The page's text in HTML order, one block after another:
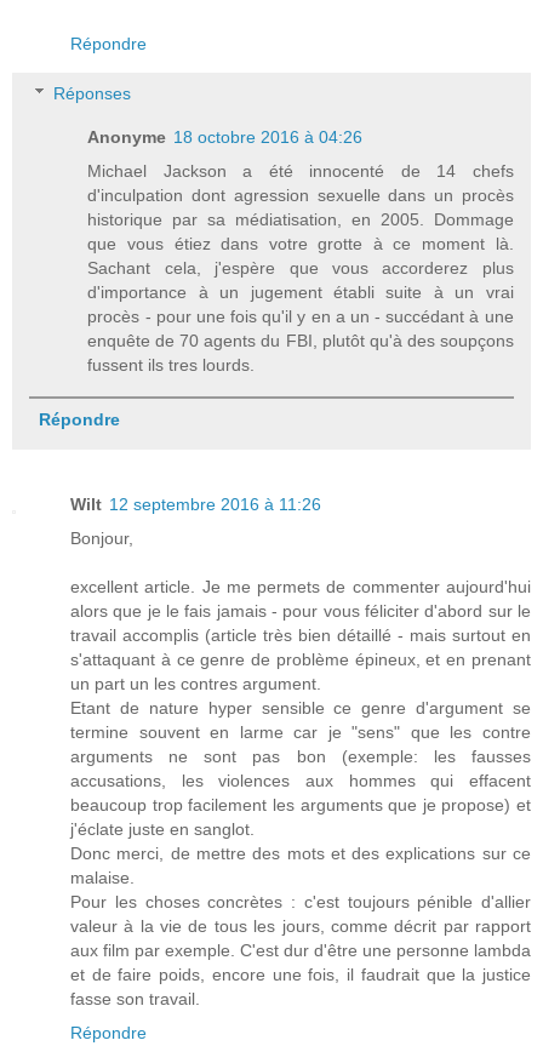
Répondre
Réponses
Anonyme 18 octobre 2016 à 04:26
Michael Jackson a été innocenté de 14 chefs
d'inculpation dont agression sexuelle dans un procès
historique par sa médiatisation, en 2005. Dommage
que vous étiez dans votre grotte à ce moment là.
Sachant cela, j'espère que vous accorderez plus
d'importance à un jugement établi suite à un vrai
procès - pour une fois qu'il y en a un - succédant à une
enquête de 70 agents du FBI, plutôt qu'à des soupçons
fussent ils tres lourds.
Répondre
Wilt 12 septembre 2016 à 11:26
Bonjour,
excellent article. Je me permets de commenter aujourd'hui
alors que je le fais jamais - pour vous féliciter d'abord sur le
travail accomplis (article très bien détaillé - mais surtout en
s'attaquant à ce genre de problème épineux, et en prenant
un part un les contres argument.
Etant de nature hyper sensible ce genre d'argument se
termine souvent en larme car je "sens" que les contre
arguments ne sont pas bon (exemple: les fausses
accusations, les violences aux hommes qui effacent
beaucoup trop facilement les arguments que je propose) et
j'éclate juste en sanglot.
Donc merci, de mettre des mots et des explications sur ce
malaise.
Pour les choses concrètes : c'est toujours pénible d'allier
valeur à la vie de tous les jours, comme décrit par rapport
aux film par exemple. C'est dur d'être une personne lambda
et de faire poids, encore une fois, il faudrait que la justice
fasse son travail.
Répondre